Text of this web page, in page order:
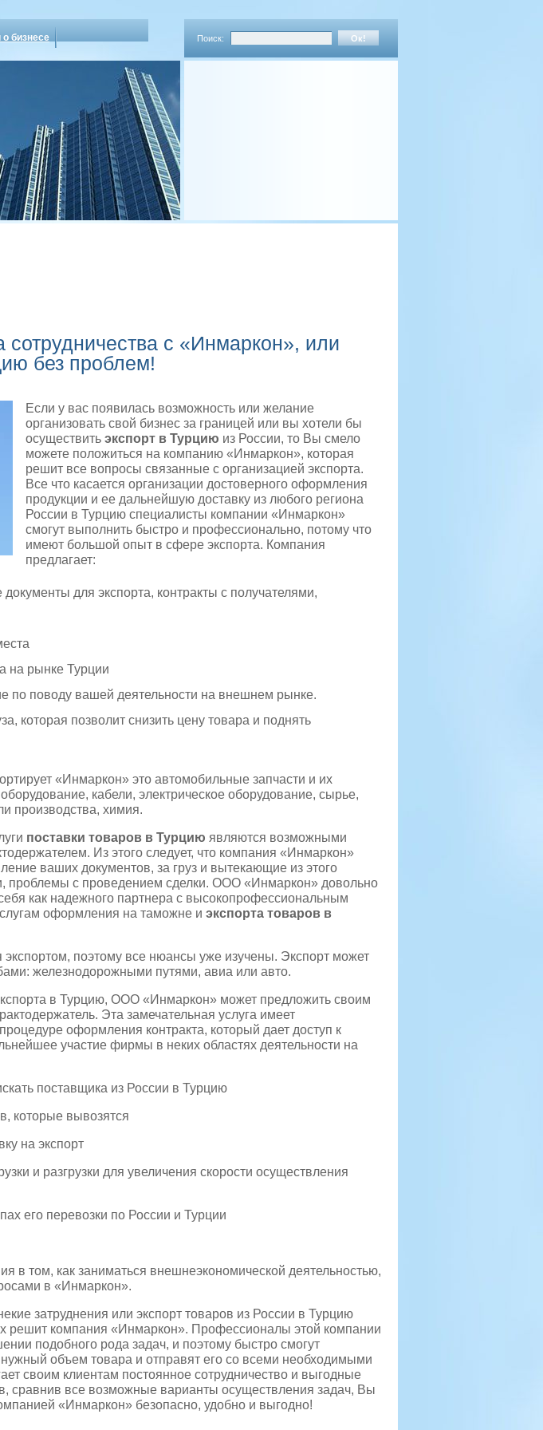
о бизнесе
Поиск:
с «Инмаркон», или
без проблем!
Если у вас появилась возможность или желание
организовать свой бизнес за границей или вы хотели бы
осуществить экспорт в Турцию из России, то Вы смело
можете положиться на компанию «Инмаркон», которая
решит все вопросы связанные с организацией экспорта.
Все что касается организации достоверного оформления
продукции и ее дальнейшую доставку из любого региона
России в Турцию специалисты компании «Инмаркон»
смогут выполнить быстро и профессионально, потому что
имеют большой опыт в сфере экспорта. Компания
предлагает:
для экспорта, контракты с получателями,
на рынке Турции
по поводу вашей деятельности на внешнем рынке.
которая позволит снизить цену товара и поднять
«Инмаркон» это автомобильные запчасти и их
кабели, электрическое оборудование, сырье,
производства, химия.
поставки товаров в Турцию являются возможными
Из этого следует, что компания «Инмаркон»
ваших документов, за груз и вытекающие из этого
проблемы с проведением сделки. ООО «Инмаркон» довольно
как надежного партнера с высокопрофессиональным
оформления на таможне и экспорта товаров в
экспортом, поэтому все нюансы уже изучены. Экспорт может
железнодорожными путями, авиа или авто.
в Турцию, ООО «Инмаркон» может предложить своим
Эта замечательная услуга имеет
оформления контракта, который дает доступ к
участие фирмы в неких областях деятельности на
поставщика из России в Турцию
которые вывозятся
на экспорт
и разгрузки для увеличения скорости осуществления
его перевозки по России и Турции
в том, как заниматься внешнеэкономической деятельностью,
в «Инмаркон».
затруднения или экспорт товаров из России в Турцию
решит компания «Инмаркон». Профессионалы этой компании
подобного рода задач, и поэтому быстро смогут
объем товара и отправят его со всеми необходимыми
своим клиентам постоянное сотрудничество и выгодные
сравнив все возможные варианты осуществления задач, Вы
«Инмаркон» безопасно, удобно и выгодно!